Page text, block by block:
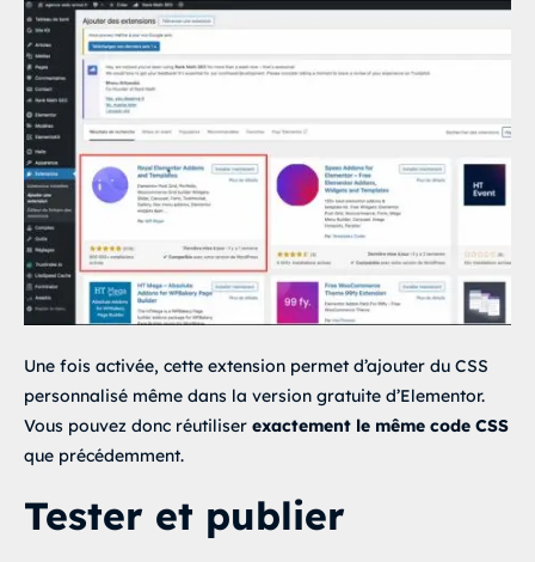
Une fois activée, cette extension permet d’ajouter du CSS
personnalisé même dans la version gratuite d’Elementor.
Vous pouvez donc réutiliser exactement le même code CSS
que précédemment.
Tester et publier